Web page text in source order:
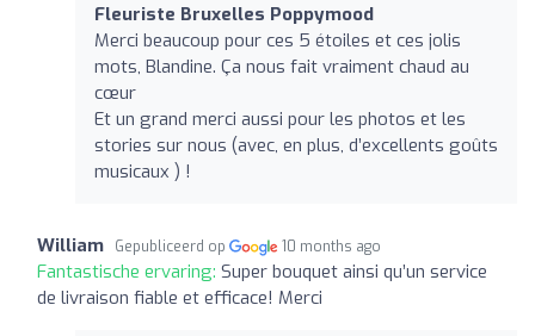
Fleuriste Bruxelles Poppymood
Merci beaucoup pour ces 5 étoiles et ces jolis
mots, Blandine. Ça nous fait vraiment chaud au
cœur
Et un grand merci aussi pour les photos et les
stories sur nous (avec, en plus, d’excellents goûts
musicaux ) !
William Gepubliceerd op 10 months ago
Fantastische ervaring: Super bouquet ainsi qu’un service
de livraison fiable et efficace! Merci